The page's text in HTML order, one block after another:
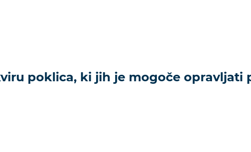
poklica, ki jih je mogoče